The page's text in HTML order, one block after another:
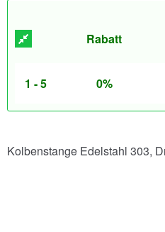
Rabatt
1 - 5 0%
Kolbenstange Edelstahl 303,